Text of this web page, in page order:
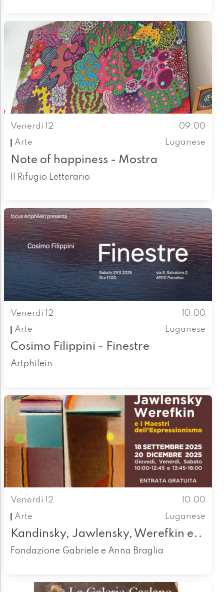
Venerdì 12
09.00
Arte
Luganese
Note of happiness - Mostra
Il Rifugio Letterario
Venerdì 12
10.00
Arte
Luganese
Cosimo Filippini - Finestre
Artphilein
Venerdì 12
10.00
Arte
Luganese
Kandinsky, Jawlensky, Werefkin e..
Fondazione Gabriele e Anna Braglia